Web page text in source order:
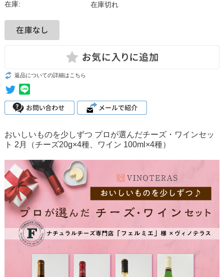
在庫: 在庫切れ
返品についての詳細はこちら
おいしいものを少しずつ プロが選んだチーズ・ワインセッ
ト 2月（チーズ20g×4種、ワイン 100ml×4種）